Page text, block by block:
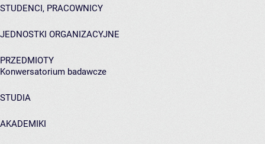
STUDENCI, PRACOWNICY
JEDNOSTKI ORGANIZACYJNE
PRZEDMIOTY
Konwersatorium badawcze
STUDIA
AKADEMIKI